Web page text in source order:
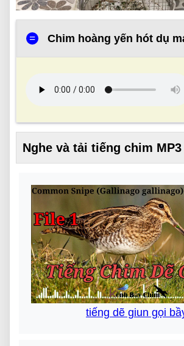
= Chim hoàng yến hót dụ
Nghe và tải tiếng chim
tiếng dẽ giun gọi